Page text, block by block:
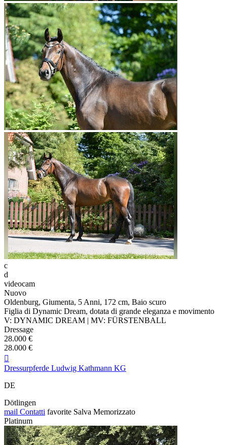
c
d
videocam
Nuovo
Oldenburg, Giumenta, 5 Anni, 172 cm, Baio scuro
Figlia di Dynamic Dream, dotata di grande eleganza e movimento
V: DYNAMIC DREAM | MV: FÜRSTENBALL
Dressage
28.000 €
28.000 €

Dressurpferde Ludwig Kathmann KG
DE
Dötlingen
mail Contatti favorite Salva Memorizzato
Platinum